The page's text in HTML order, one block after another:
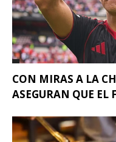
CON MIRAS A LA
ASEGURAN QUE EL